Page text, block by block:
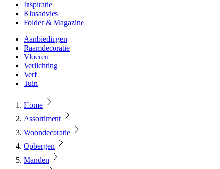
Inspiratie
Klusadvies
Folder & Magazine
Aanbiedingen
Raamdecoratie
Vloeren
Verlichting
Verf
Tuin
Home
Assortiment
Woondecoratie
Opbergen
Manden